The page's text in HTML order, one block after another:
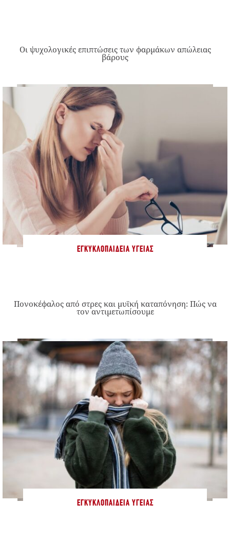
Οι ψυχολογικές επιπτώσεις των φαρμάκων απώλειας
βάρους
ΕΓΚΥΚΛΟΠΑΊΔΕΙΑ ΥΓΕΊΑΣ
Πονοκέφαλος από στρες και μυϊκή καταπόνηση: Πώς να
τον αντιμετωπίσουμε
ΕΓΚΥΚΛΟΠΑΊΔΕΙΑ ΥΓΕΊΑΣ